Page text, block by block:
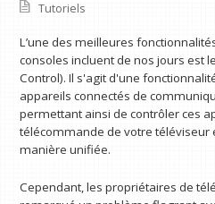
Tutoriels
L’une des meilleures
consoles incluent de nos jours est
Control). Il s'agit d'une
appareils connectés de
permettant ainsi de contrôler ces
télécommande de votre téléviseur
manière unifiée.
Cependant, les propriétaires de